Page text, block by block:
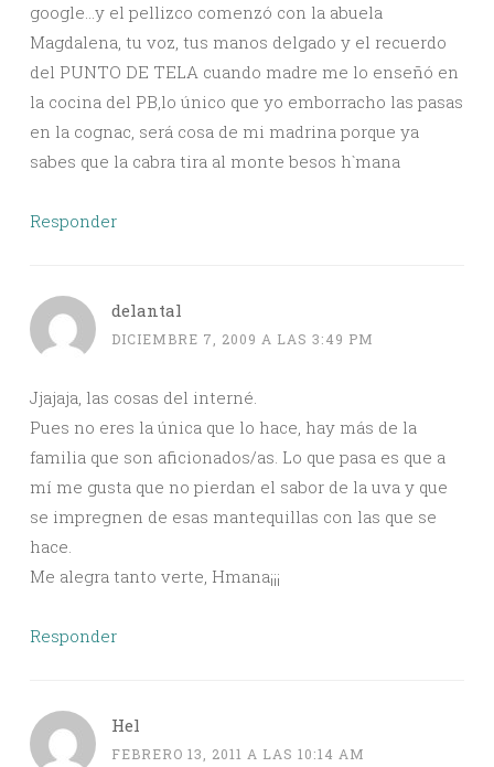
google…y el pellizco comenzó con la abuela
Magdalena, tu voz, tus manos delgado y el recuerdo
del PUNTO DE TELA cuando madre me lo enseñó en
la cocina del PB,lo único que yo emborracho las pasas
en la cognac, será cosa de mi madrina porque ya
sabes que la cabra tira al monte besos h`mana
Responder
delantal
DICIEMBRE 7, 2009 A LAS 3:49 PM
Jjajaja, las cosas del interné.
Pues no eres la única que lo hace, hay más de la
familia que son aficionados/as. Lo que pasa es que a
mí me gusta que no pierdan el sabor de la uva y que
se impregnen de esas mantequillas con las que se
hace.
Me alegra tanto verte, Hmana¡¡¡
Responder
Hel
FEBRERO 13, 2011 A LAS 10:14 AM